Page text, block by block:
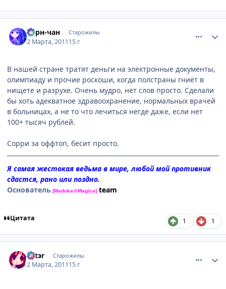
Берн-чан Старожилы
2 Марта, 201115 г
В нашей стране тратят деньги на электронные документы,
олимпиаду и прочие роскоши, когда полстраны гниёт в
нищете и разрухе. Очень мудро, нет слов просто. Сделали
бы хоть адекватное здравоохранение, нормальных врачей
в больницах, а не то что лечиться негде даже, если нет
100+ тысяч рублей.
Сорри за оффтоп, бесит просто.
Я самая жестокая ведьма в мире, любой мой противник
сдастся, рано или поздно.
Основатель [Madoka☆Magica] team
Цитата 1 1
Эstэr Старожилы
2 Марта, 201115 г